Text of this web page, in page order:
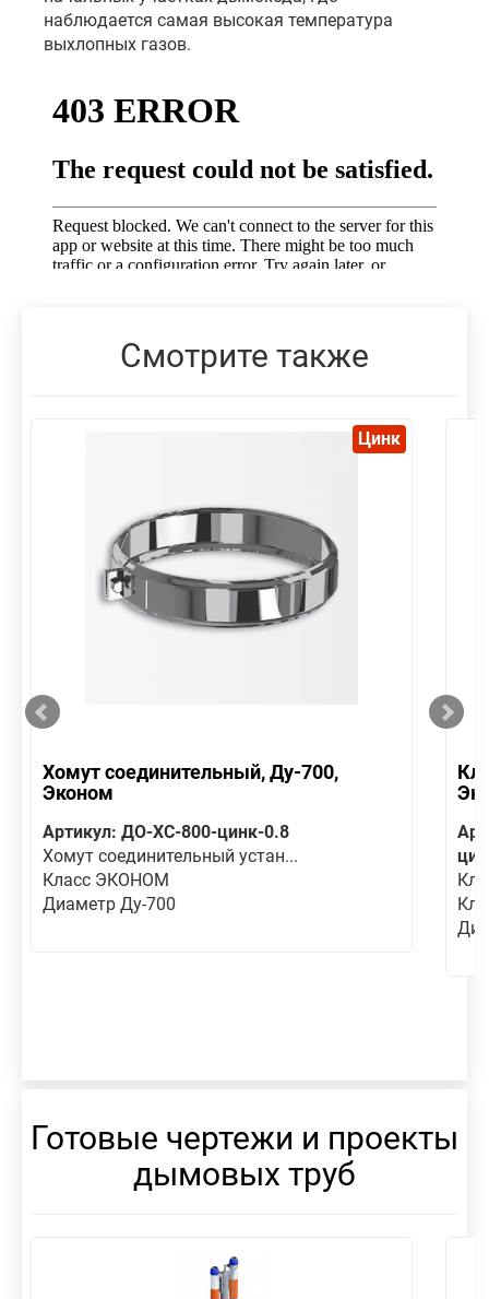
наблюдается самая высокая температура
выхлопных газов.
Смотрите также
Цинк
Хомут соединительный, Ду-700,
Эконом
Артикул: ДО-ХС-800-цинк-0.8
Хомут соединительный устан...
Класс ЭКОНОМ
Диаметр Ду-700
Готовые чертежи и проекты
дымовых труб